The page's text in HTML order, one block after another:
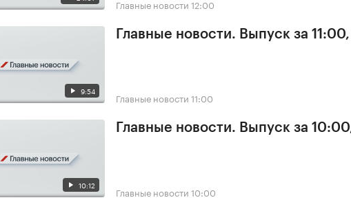
Главные новости 12:00
9:54
Главные новости. Выпуск за
Главные новости 11:00
10:12
Главные новости. Выпуск за
Главные новости 10:00